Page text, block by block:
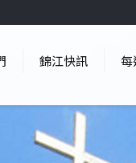
錦江快訊 每